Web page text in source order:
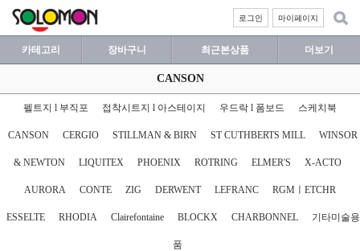
마이페이지
로그인
카테고리 장바구니 최근본상품 더보기
CANSON
펠트지 l 부직포 접착시트지 l 아스테이지 우드락 l 폼보드 스케치북
CANSON CERGIO STILLMAN & BIRN ST CUTHBERTS MILL WINSOR
& NEWTON LIQUITEX PHOENIX ROTRING ELMER'S X-ACTO
AURORA CONTE ZIG DERWENT LEFRANC RGMㅣETCHR
ESSELTE RHODIA Clairefontaine BLOCKX CHARBONNEL 기타미술용
품